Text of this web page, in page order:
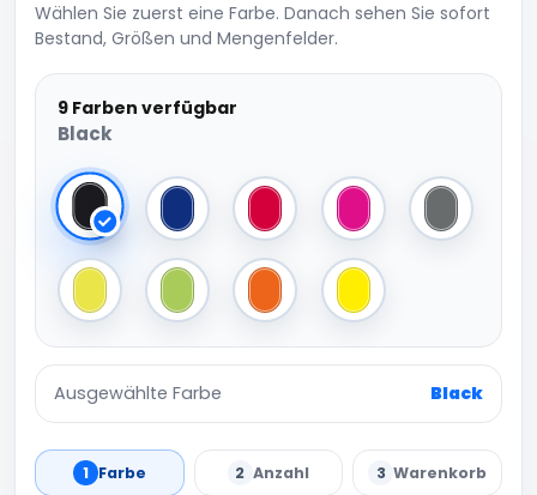
Wählen Sie zuerst eine Farbe. Danach sehen Sie sofort
Bestand, Größen und Mengenfelder.
9 Farben verfügbar
Black
Black Bright Royal Classic Red Fuchsia Grey Marl
Jungle CamoLime Green Orange Yellow
Ausgewählte Farbe Black
1 Farbe 2 Anzahl 3 Warenkorb